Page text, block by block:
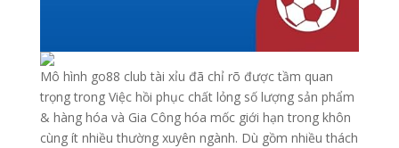
Mô hình go88 club tài xỉu đã chỉ rõ được tầm quan
trọng trong Việc hồi phục chất lỏng số lượng sản phẩm
& hàng hóa và Gia Công hóa mốc giới hạn trong khôn
cùng ít nhiều thường xuyên ngành. Dù gồm nhiều thách